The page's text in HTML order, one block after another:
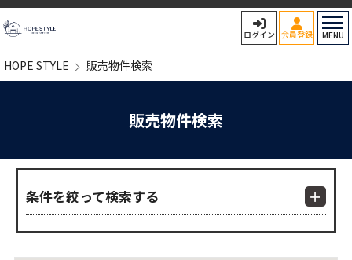
ログイン 会員登録 MENU
HOPE STYLE 販売物件検索
販売物件検索
条件を絞って検索する